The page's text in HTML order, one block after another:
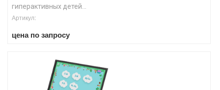
гиперактивных детей...
Артикул:
цена по запросу